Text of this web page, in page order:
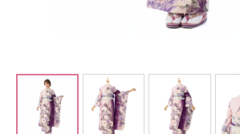
ジュニア着物レンタル
ジュニア洋装レンタル